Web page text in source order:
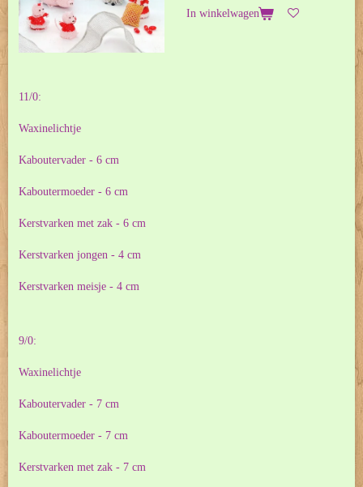
In winkelwagen
11/0:
Waxinelichtje
Kaboutervader - 6 cm
Kaboutermoeder - 6 cm
Kerstvarken met zak - 6 cm
Kerstvarken jongen - 4 cm
Kerstvarken meisje - 4 cm
9/0:
Waxinelichtje
Kaboutervader - 7 cm
Kaboutermoeder - 7 cm
Kerstvarken met zak - 7 cm